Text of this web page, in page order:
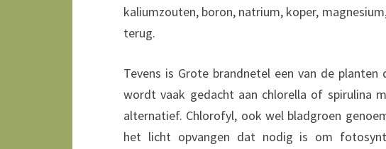
kaliumzouten, boron, natrium, koper,
terug.
Tevens is Grote brandnetel een van de
wordt vaak gedacht aan chlorella of spirulina
alternatief. Chlorofyl, ook wel bladgroen
het licht opvangen dat nodig is om